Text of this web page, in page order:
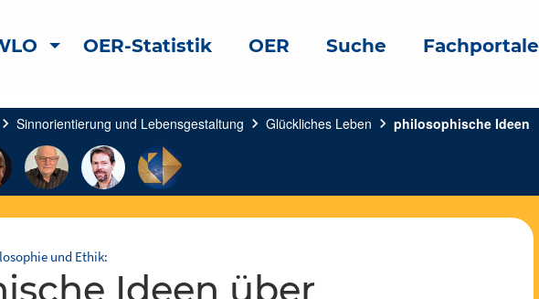
OER-Statistik OER Suche Fachportale
chevron_right Sinnorientierung und Lebensgestaltung chevron_right Glückliches Leben chevron_right philosophische Ideen
und Ethik: